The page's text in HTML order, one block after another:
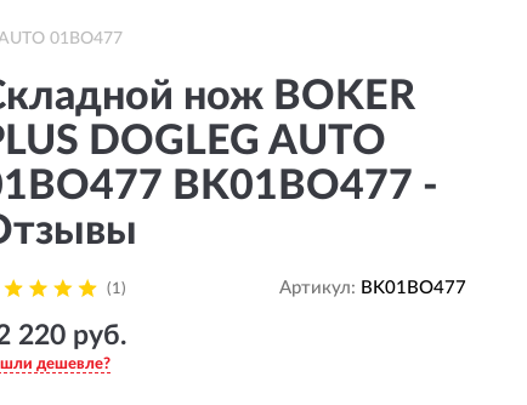
01BO477
нож BOKER
DOGLEG AUTO
BK01BO477 -
(1) Артикул: BK01BO477
220 руб.
дешевле?